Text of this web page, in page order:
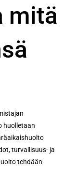
mitä
huolletaan
turvallisuus- ja
tehdään